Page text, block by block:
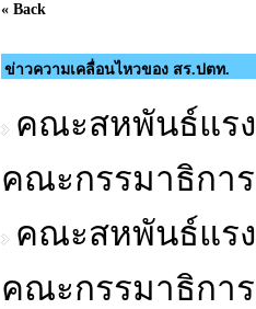
« Back
ข่าวความเคลื่อนไหวของ สร.ปตท.
คณะสหพันธ์แรง
คณะกรรมาธิกา
คณะสหพันธ์แรง
คณะกรรมาธิกา